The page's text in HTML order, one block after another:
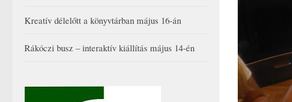
Kreatív délelőtt a könyvtárban május 16-án
Rákóczi busz – interaktív kiállítás május 14-én